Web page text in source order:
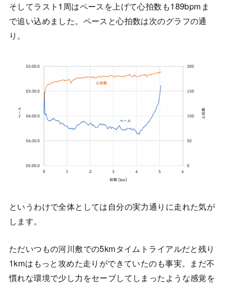
そしてラスト1周はペースを上げて心拍数も189bpmま
で追い込めました。ペースと心拍数は次のグラフの通
り。
というわけで全体としては自分の実力通りに走れた気が
します。
ただいつもの河川敷での5kmタイムトライアルだと残り
1kmはもっと攻めた走りができていたのも事実。まだ不
慣れな環境で少し力をセーブしてしまったような感覚を